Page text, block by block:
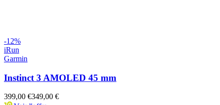
-12%
iRun
Garmin
Instinct 3 AMOLED 45 mm
399,00 €349,00 €